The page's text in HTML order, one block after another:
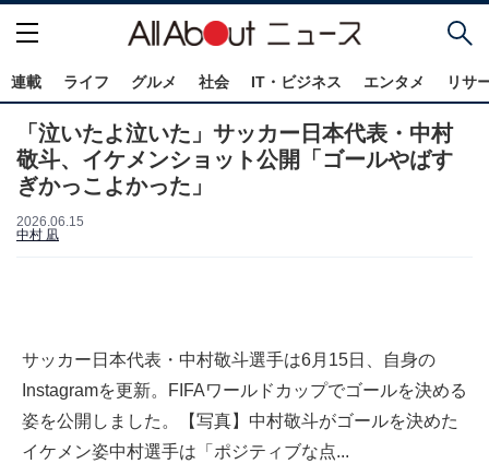
連載 ライフ グルメ 社会 IT・ビジネス エンタメ リサ
「泣いたよ泣いた」サッカー日本代表・中村
敬斗、イケメンショット公開「ゴールやばす
ぎかっこよかった」
2026.06.15
中村 凪
サッカー日本代表・中村敬斗選手は6月15日、自身の
Instagramを更新。FIFAワールドカップでゴールを決める
姿を公開しました。【写真】中村敬斗がゴールを決めた
イケメン姿中村選手は「ポジティブな点...